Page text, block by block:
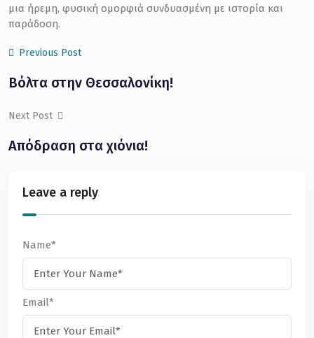
μια ήρεμη, φυσική ομορφιά συνδυασμένη με ιστορία και
παράδοση.
Previous Post
Βόλτα στην Θεσσαλονίκη!
Next Post
Απόδραση στα χιόνια!
Leave a reply
Name*
Email*